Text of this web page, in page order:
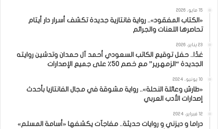
15 مايو، 2026
«الكتاب المفقود».. رواية فانتازية جديدة تكشف أسرار دار أيتام
تحاصرها اللعنات والجرائم
23 يناير، 2026
غدًا.. حفل توقيع الكاتب السعودي أحمد آل حمدان وتدشين روايته
الجديدة “الزمهرير” مع خصم 50٪ على جميع الإصدارات
10 يونيو، 2024
«طارش وعائلة النحلة».. رواية مشوقة في مجال الفانتازيا بأحدث
إصدارات الأدب العربي
12 فبراير، 2024
دراما و ديزني و روايات حديثة.. مفاجآت يكشفها «أسامة المسلم»